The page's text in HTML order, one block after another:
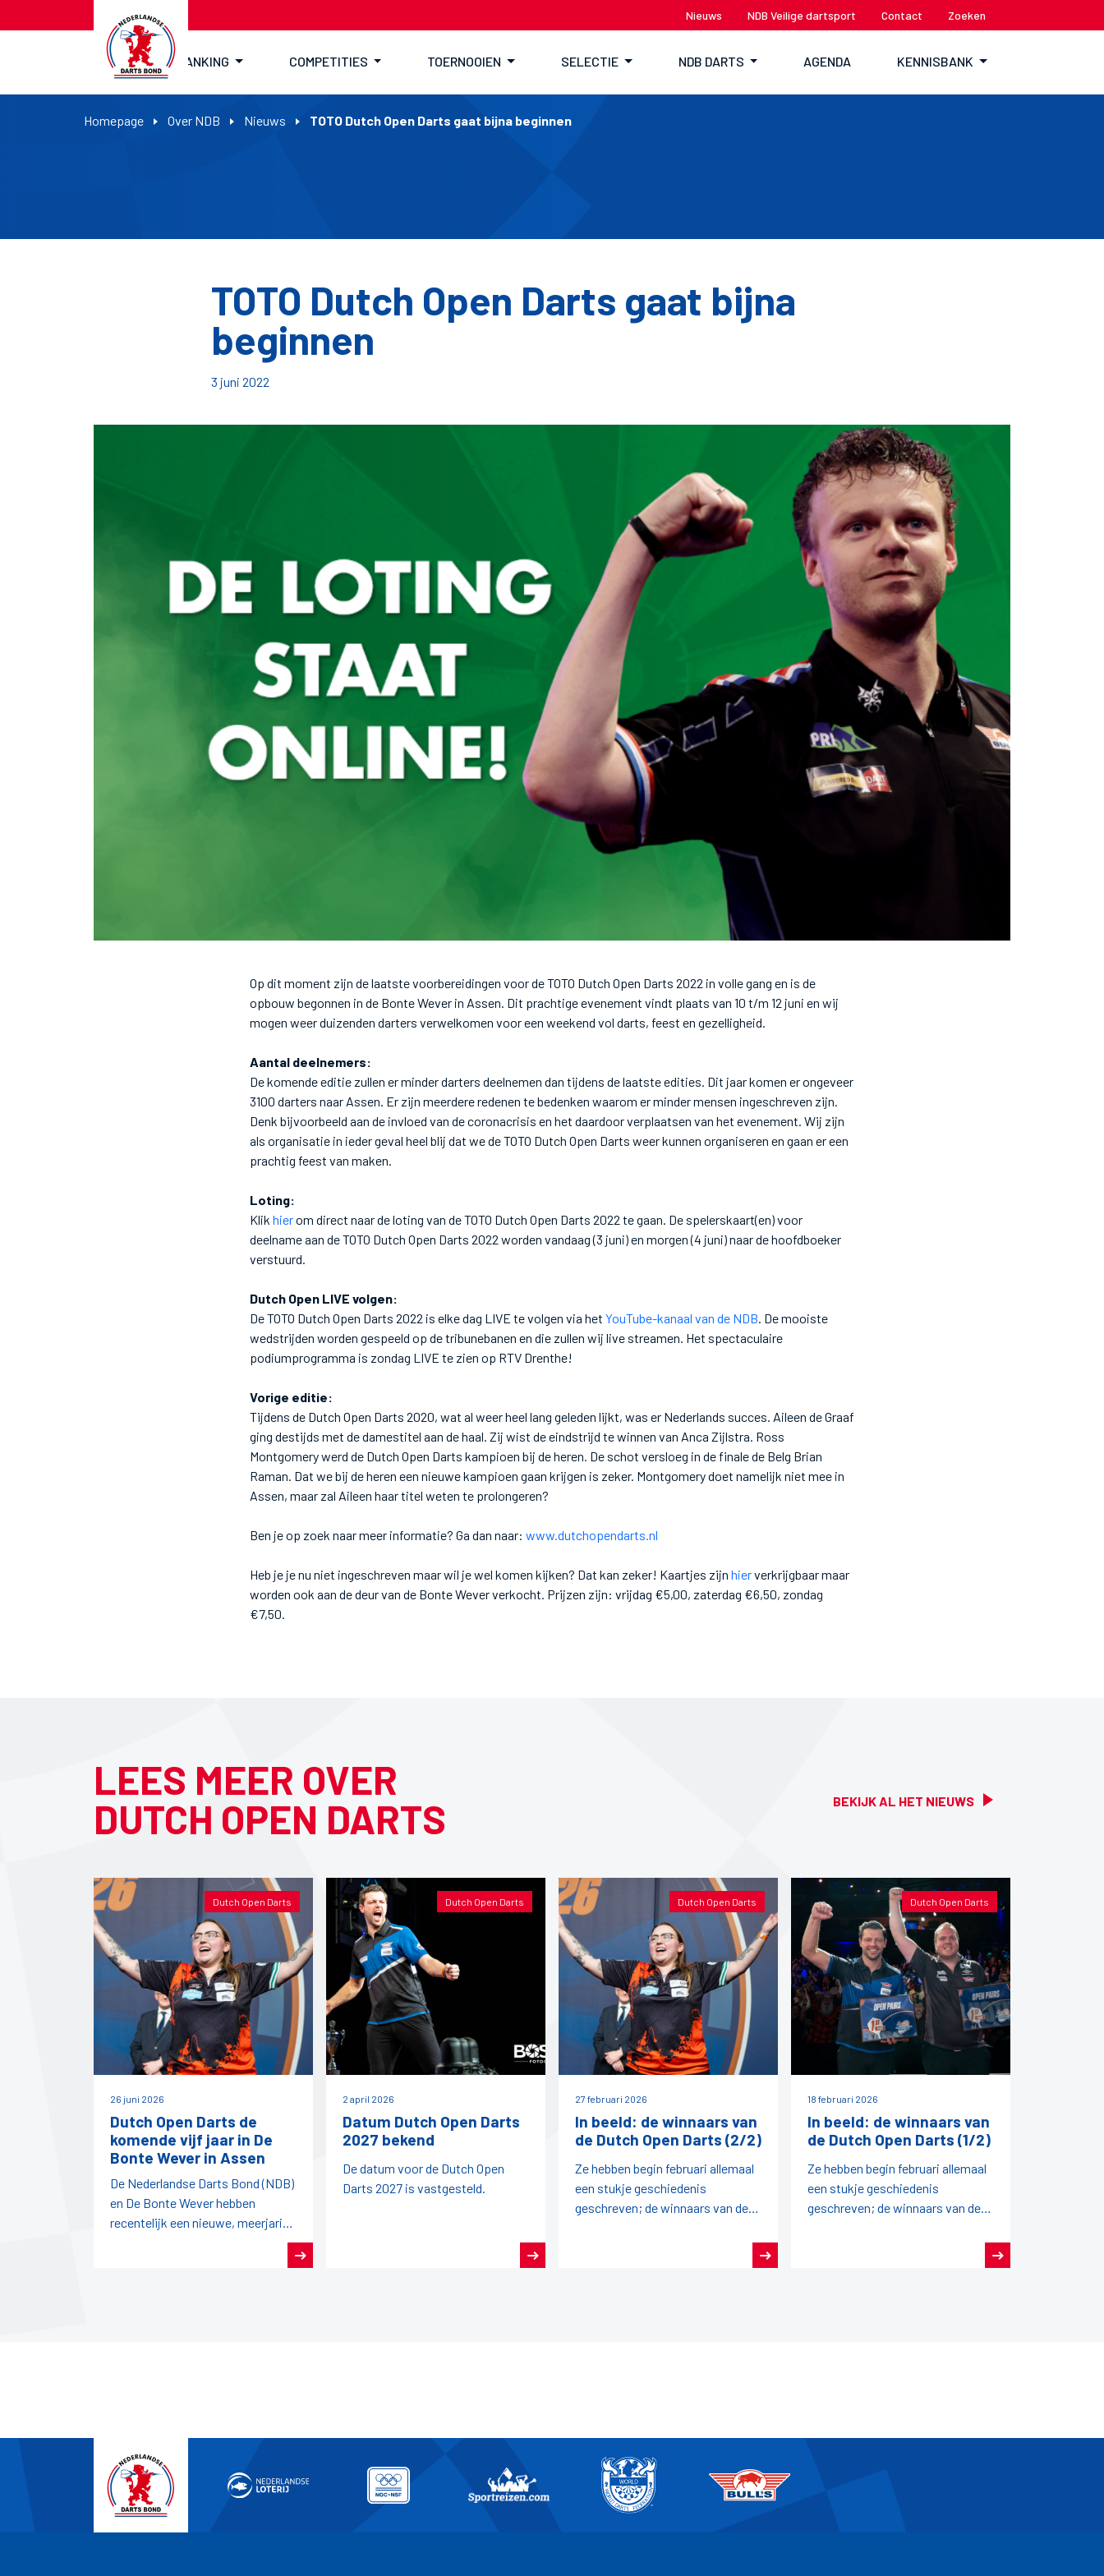
Nieuws NDB Veilige dartsport Contact Zoeken
RANKING COMPETITIES TOERNOOIEN SELECTIE NDB DARTS AGENDA KENNISBANK
Homepage Over NDB Nieuws TOTO Dutch Open Darts gaat bijna beginnen
TOTO Dutch Open Darts gaat bijna
beginnen
3 juni 2022
Op dit moment zijn de laatste voorbereidingen voor de TOTO Dutch Open Darts 2022 in volle gang en is de
opbouw begonnen in de Bonte Wever in Assen. Dit prachtige evenement vindt plaats van 10 t/m 12 juni en wij
mogen weer duizenden darters verwelkomen voor een weekend vol darts, feest en gezelligheid.
Aantal deelnemers:
De komende editie zullen er minder darters deelnemen dan tijdens de laatste edities. Dit jaar komen er ongeveer
3100 darters naar Assen. Er zijn meerdere redenen te bedenken waarom er minder mensen ingeschreven zijn.
Denk bijvoorbeeld aan de invloed van de coronacrisis en het daardoor verplaatsen van het evenement. Wij zijn
als organisatie in ieder geval heel blij dat we de TOTO Dutch Open Darts weer kunnen organiseren en gaan er een
prachtig feest van maken.
Loting:
Klik hierom direct naar de loting van de TOTO Dutch Open Darts 2022 te gaan. De spelerskaart(en) voor
deelname aan de TOTO Dutch Open Darts 2022 worden vandaag (3 juni) en morgen (4 juni) naar de hoofdboeker
verstuurd.
Dutch Open LIVE volgen:
De TOTO Dutch Open Darts 2022 is elke dag LIVE te volgen via het YouTube-kanaal van de NDB . De mooiste
wedstrijden worden gespeeld op de tribunebanen en die zullen wij live streamen. Het spectaculaire
podiumprogramma is zondag LIVE te zien op RTV Drenthe!
Vorige editie:
Tijdens de Dutch Open Darts 2020, wat al weer heel lang geleden lijkt, was er Nederlands succes. Aileen de Graaf
ging destijds met de damestitel aan de haal. Zij wist de eindstrijd te winnen van Anca Zijlstra. Ross
Montgomery werd de Dutch Open Darts kampioen bij de heren. De schot versloeg in de finale de Belg Brian
Raman. Dat we bij de heren een nieuwe kampioen gaan krijgen is zeker. Montgomery doet namelijk niet mee in
Assen, maar zal Aileen haar titel weten te prolongeren?
Ben je op zoek naar meer informatie? Ga dan naar: www.dutchopendarts.nl
Heb je je nu niet ingeschreven maar wil je wel komen kijken? Dat kan zeker! Kaartjes zijn hierverkrijgbaar maar
worden ook aan de deur van de Bonte Wever verkocht. Prijzen zijn: vrijdag €5,00, zaterdag €6,50, zondag
€7,50.
LEES MEER OVER
DUTCH OPEN DARTS
BEKIJK AL HET NIEUWS
Dutch Open Darts
26 juni 2026
Dutch Open Darts de
komende vijf jaar in De
Bonte Wever in Assen
De Nederlandse Darts Bond (NDB)
en De Bonte Wever hebben
recentelijk een nieuwe, meerjarige
Dutch Open Darts
2 april 2026
Datum Dutch Open Darts
2027 bekend
De datum voor de Dutch Open
Darts 2027 is vastgesteld.
Dutch Open Darts
27 februari 2026
In beeld: de winnaars van
de Dutch Open Darts (2/2)
Ze hebben begin februari allemaal
een stukje geschiedenis
geschreven; de winnaars van de
Dutch Open Darts
18 februari 2026
In beeld: de winnaars van
de Dutch Open Darts (1/2)
Ze hebben begin februari allemaal
een stukje geschiedenis
geschreven; de winnaars van de